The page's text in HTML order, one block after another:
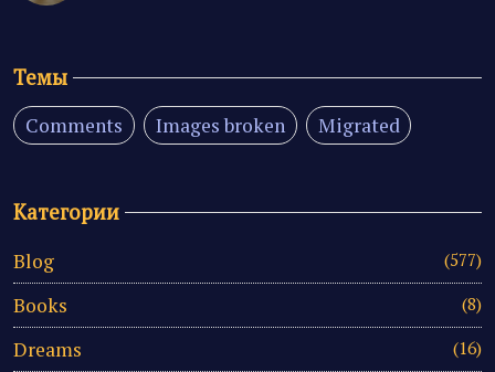
Темы
Comments Images broken Migrated
Категории
Blog (577)
Books (8)
Dreams (16)